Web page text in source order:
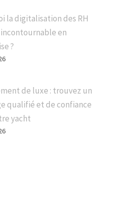
la digitalisation des RH
en
?
de luxe : trouvez un
qualifié et de confiance
yacht